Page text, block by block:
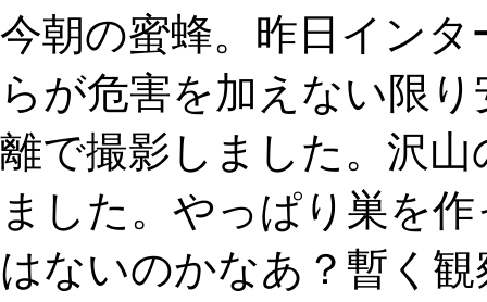
今朝の蜜蜂。昨日イン
らが危害を加えない限
離で撮影しました。沢
ました。やっぱり巣を
はないのかなあ？暫く